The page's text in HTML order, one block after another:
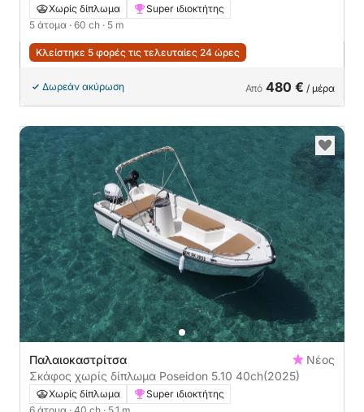
Edition 60ch
Χωρίς δίπλωμα
Super ιδιοκτήτης
5 άτομα · 60 ch · 5 m
Κλείστηκε 5 φορές τις τελευταίες 24 ώρες
Δωρεάν ακύρωση Από 480 € / μέρα
Παλαιοκαστρίτσα
Νέος
Σκάφος χωρίς δίπλωμα Poseidon 5.10 40ch(2025)
Χωρίς δίπλωμα
Super ιδιοκτήτης